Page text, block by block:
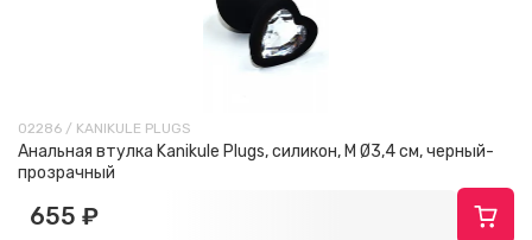
02286 / KANIKULE PLUGS
Анальная втулка Kanikule Plugs, силикон, M Ø3,4 см, черный-
прозрачный
655 ₽